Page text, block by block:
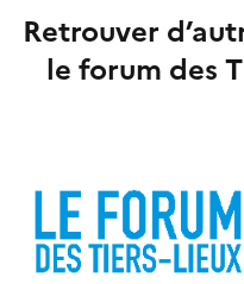
Retrouver
le forum des